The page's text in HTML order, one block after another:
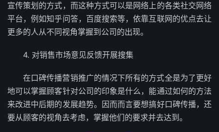
宣传策划的方式，而这种方式可以是网络上的各类社交网络
平台，例如知乎问答，百度搜索等，依靠互联网的优点去让
更多的人从不同视角掌握到公司的出现。
4. 对销售市场意见反馈开展搜集
在口碑传播营销推广的情况下所有的方式全是为了更好
地可以掌握顾客针对公司的印象是什么，能通过如何的方法
来改进中后期的发展趋势。因而而言要想搞好口碑传播，还
要从顾客的视角去考虑，掌握他们的要求并去达到。